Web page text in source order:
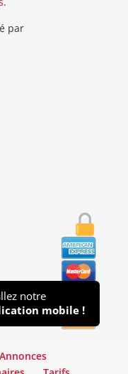
par
notre
mobile !
Annonces